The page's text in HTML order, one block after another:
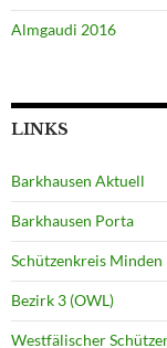
Almgaudi 2016
LINKS
Barkhausen Aktuell
Barkhausen Porta
Schützenkreis Minden
Bezirk 3 (OWL)
Westfälischer